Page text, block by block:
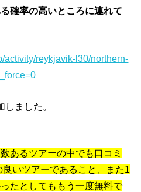
確率の高いところに連れて
activity/reykjavik-l30/northern-
ました。
あるツアーの中でも口コミ
いツアーであること、また1
たとしてももう一度無料で